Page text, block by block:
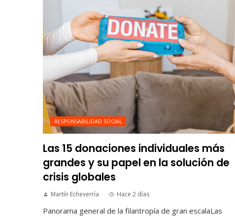
RESPONSABILIDAD SOCIAL
Las 15 donaciones individuales más
grandes y su papel en la solución de
crisis globales
Martín Echeverría Hace 2 días
Panorama general de la filantropía de gran escalaLas